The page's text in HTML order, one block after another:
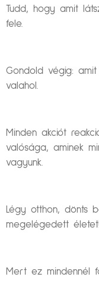
Tudd, hogy amit
fele.
Gondold végig: amit
valahol.
Minden akciót
valósága, aminek
vagyunk.
Légy otthon, dönts
megelégedett életet!
Mert ez mindennél